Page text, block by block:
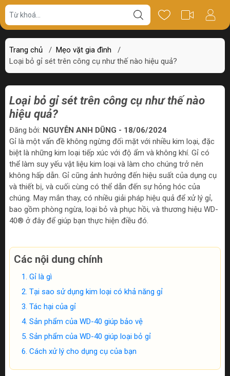
Trang chủ / Mẹo vặt gia đình
/
Loại bỏ gỉ sét trên công cụ như thế nào hiệu quả?
Loại bỏ gỉ sét trên công cụ như thế nào
hiệu quả?
Đăng bởi: NGUYỄN ANH DŨNG - 18/06/2024
Gỉ là một vấn đề không ngừng đối mặt với nhiều kim loại, đặc
biệt là những kim loại tiếp xúc với độ ẩm và không khí. Gỉ có
thể làm suy yếu vật liệu kim loại và làm cho chúng trở nên
không hấp dẫn. Gỉ cũng ảnh hưởng đến hiệu suất của dụng cụ
và thiết bị, và cuối cùng có thể dẫn đến sự hỏng hóc của
chúng. May mắn thay, có nhiều giải pháp hiệu quả để xử lý gỉ,
bao gồm phòng ngừa, loại bỏ và phục hồi, và thương hiệu WD-
40® ở đây để giúp bạn thực hiện điều đó.
Các nội dung chính
Gỉ là gì
Tại sao sử dụng kim loại có khả năng gỉ
Tác hại của gỉ
Sản phẩm của WD-40 giúp bảo vệ
Sản phẩm của WD-40 giúp loại bỏ gỉ
Cách xử lý cho dụng cụ của bạn